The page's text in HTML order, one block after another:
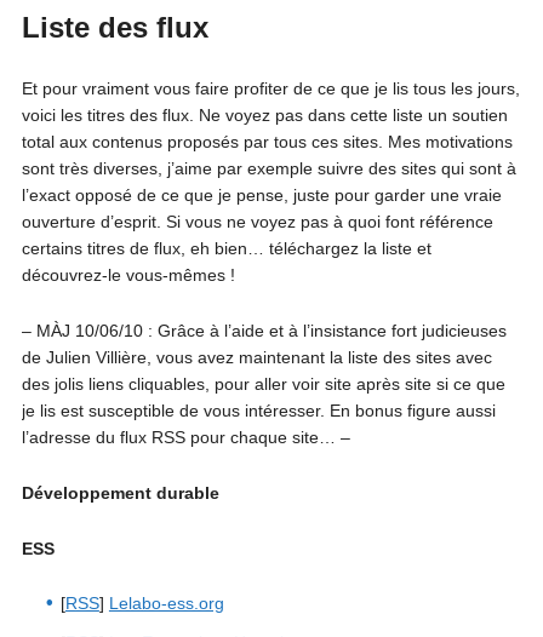
Liste des flux
Et pour vraiment vous faire profiter de ce que je lis tous les jours,
voici les titres des flux. Ne voyez pas dans cette liste un soutien
total aux contenus proposés par tous ces sites. Mes motivations
sont très diverses, j’aime par exemple suivre des sites qui sont à
l’exact opposé de ce que je pense, juste pour garder une vraie
ouverture d’esprit. Si vous ne voyez pas à quoi font référence
certains titres de flux, eh bien… téléchargez la liste et
découvrez-le vous-mêmes !
– MÀJ 10/06/10 : Grâce à l’aide et à l’insistance fort judicieuses
de Julien Villière, vous avez maintenant la liste des sites avec
des jolis liens cliquables, pour aller voir site après site si ce que
je lis est susceptible de vous intéresser. En bonus figure aussi
l’adresse du flux RSS pour chaque site… –
Développement durable
ESS
[RSS] Lelabo-ess.org